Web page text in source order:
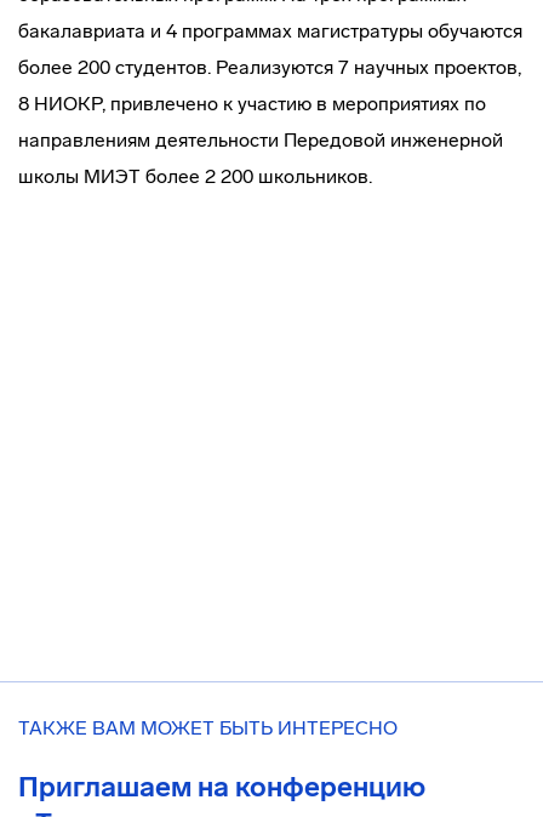
бакалавриата и 4 программах магистратуры обучаются
более 200 студентов. Реализуются 7 научных проектов,
8 НИОКР, привлечено к участию в мероприятиях по
направлениям деятельности Передовой инженерной
школы МИЭТ более 2 200 школьников.
ТАКЖЕ ВАМ МОЖЕТ БЫТЬ ИНТЕРЕСНО
Приглашаем на конференцию